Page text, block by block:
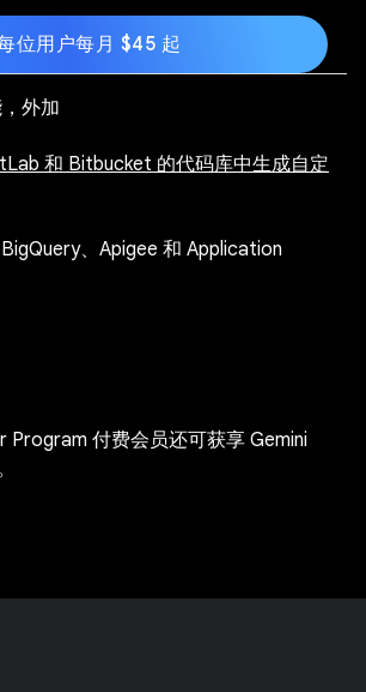
位用户每月 $45 起
外加
和 Bitbucket 的代码库中生成自定
、Apigee 和 Application
Program 付费会员还可获享 Gemini